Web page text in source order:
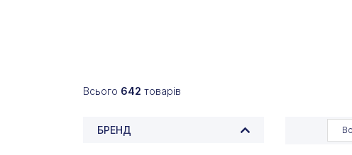
Всього 642 товарів
БРЕНД